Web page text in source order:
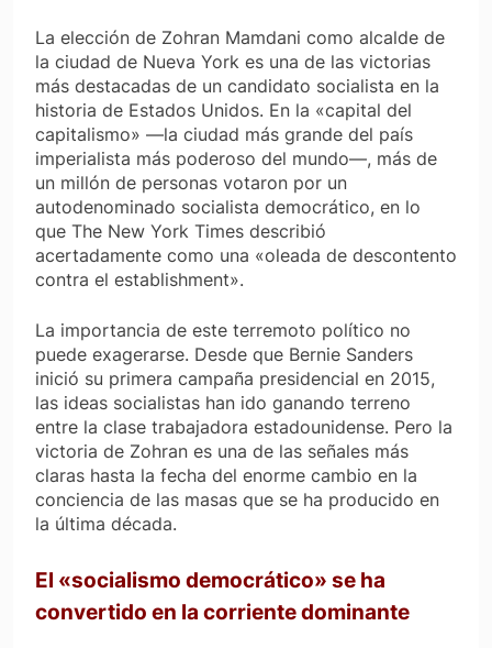
La elección de Zohran Mamdani como alcalde de
la ciudad de Nueva York es una de las victorias
más destacadas de un candidato socialista en la
historia de Estados Unidos. En la «capital del
capitalismo» —la ciudad más grande del país
imperialista más poderoso del mundo—, más de
un millón de personas votaron por un
autodenominado socialista democrático, en lo
que The New York Times describió
acertadamente como una «oleada de descontento
contra el establishment».
La importancia de este terremoto político no
puede exagerarse. Desde que Bernie Sanders
inició su primera campaña presidencial en 2015,
las ideas socialistas han ido ganando terreno
entre la clase trabajadora estadounidense. Pero la
victoria de Zohran es una de las señales más
claras hasta la fecha del enorme cambio en la
conciencia de las masas que se ha producido en
la última década.
El «socialismo democrático» se ha
convertido en la corriente dominante